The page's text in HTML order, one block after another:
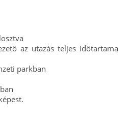
az utazás teljes időtartama
parkban